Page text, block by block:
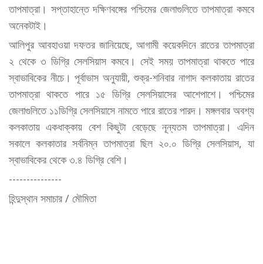
তাপমাত্রা। সপ্তাহান্তে দক্ষিণবঙ্গের পশ্চিমের জেলাগুলিতে তাপমাত্রা কমবে
অনেকটাই।
আলিপুর আবহাওয়া দফতর জানিয়েছে, আগামী কয়েকদিনে রাতের তাপমাত্রা
২ থেকে ৩ ডিগ্রি সেলসিয়াস কমবে। সেই সময় তাপমাত্রা থাকতে পারে
স্বাভাবিকের নীচে। পূর্বাভাস অনুযায়ী, শুক্র-শনিবার নাগাদ কলকাতায় রাতের
তাপমাত্রা থাকতে পারে ১৫ ডিগ্রি সেলসিয়াসের আশেপাশে। পশ্চিমের
জেলাগুলিতে ১১ডিগ্রি সেলসিয়াসে নামতে পারে রাতের পারদ। মঙ্গলবার অবশ্য
কলকাতায় একধাক্কায় বেশ কিছুটা বেড়েছে নূন্যতম তাপমাত্রা। এদিন
সকালে কলকাতার সর্বনিম্ন তাপমাত্রা ছিল ২০.০ ডিগ্রি সেলসিয়াস, যা
স্বাভাবিকের থেকে ৩.৪ ডিগ্রি বেশি।
---------------
হিন্দুস্থান সমাচার / মৌমিতা